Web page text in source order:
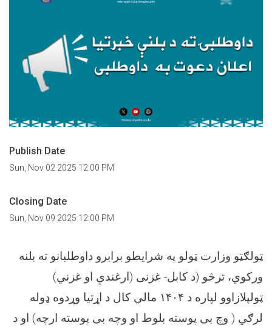
Publish Date
Sun, Nov 02 2025 12:00 PM
Closing Date
Sun, Nov 09 2025 12:00 PM
ټولګټو وزارت ټولو په شرايطو برابرو داوطلبانو ته بلنه
ورکوي، ترڅو (د کابل- غزنی (ارغندې او غزني)
ټولپلازاوو لپاره د ۱۴۰۴ مالي کال د اړتیا وړدوه ډوله
لرګي ( وچ بی پوسته بلوط او وچه بی پوسته ارچه) او د